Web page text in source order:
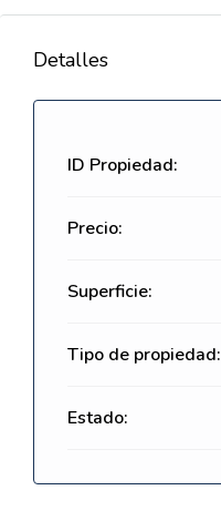
Detalles
ID Propiedad:
Precio:
Superficie:
Tipo de propiedad:
Estado: